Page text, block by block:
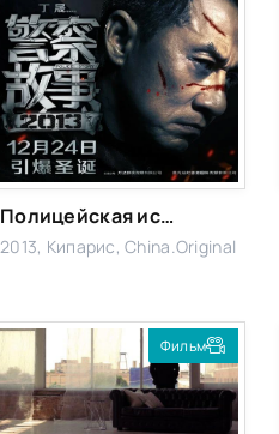
Полицейская история 2013
2013, Кипарис, China.Original
Фильм